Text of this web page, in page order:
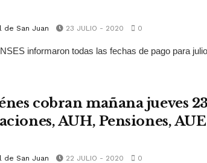
de San Juan 23 JULIO - 2020 0
informaron todas las fechas de pago para
cobran mañana jueves 23
AUH, Pensiones,
de San Juan 22 JULIO - 2020 0